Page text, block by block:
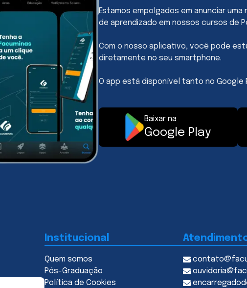
Estamos empolgados em anunciar
de aprendizado em nossos cursos de
Com o nosso aplicativo, você pode
diretamente no seu smartphone.
O app está disponível tanto no Google
Baixar na
Google Play
Institucional
Quem somos
Pós-Graduação
Política de Cookies